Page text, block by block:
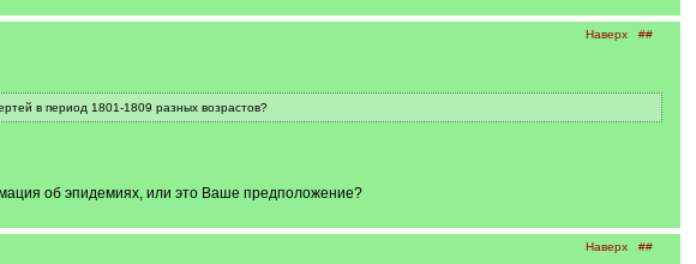
Наверх ##
в период 1801-1809 разных возрастов?
об эпидемиях, или это Ваше предположение?
Наверх ##